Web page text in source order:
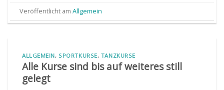
Veröffentlicht amAllgemein
ALLGEMEIN, SPORTKURSE, TANZKURSE
Alle Kurse sind bis auf weiteres still
gelegt